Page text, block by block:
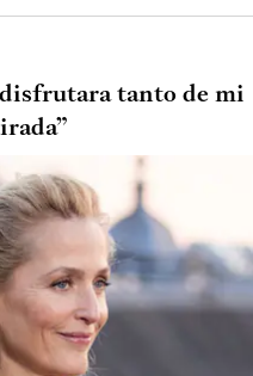
tanto de mi